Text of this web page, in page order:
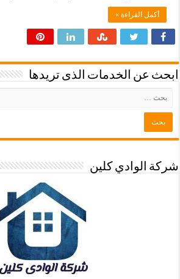
أكمل القراءة »
ابحث عن الخدمات الذى تريدها
شركة الوادي كلين